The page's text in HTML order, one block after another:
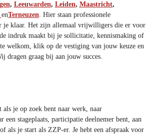
, Leeuwarden, Leiden, Maastricht,
enTerneuzen. Hier staan professionele
je klaar. Het zijn allemaal vrijwilligers die er voor
indruk maakt bij je sollicitatie, kennismaking of
welkom, klik op de vestiging van jouw keuze en
dragen graag bij aan jouw succes.
als je op zoek bent naar werk, naar
stageplaats, participatie deelnemer bent, aan
als je start als ZZP-er. Je hebt een afspraak voor